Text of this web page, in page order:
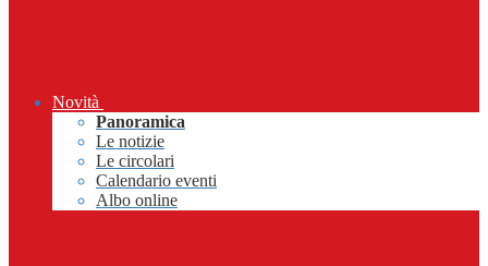
Novità
Panoramica
Le notizie
Le circolari
Calendario eventi
Albo online